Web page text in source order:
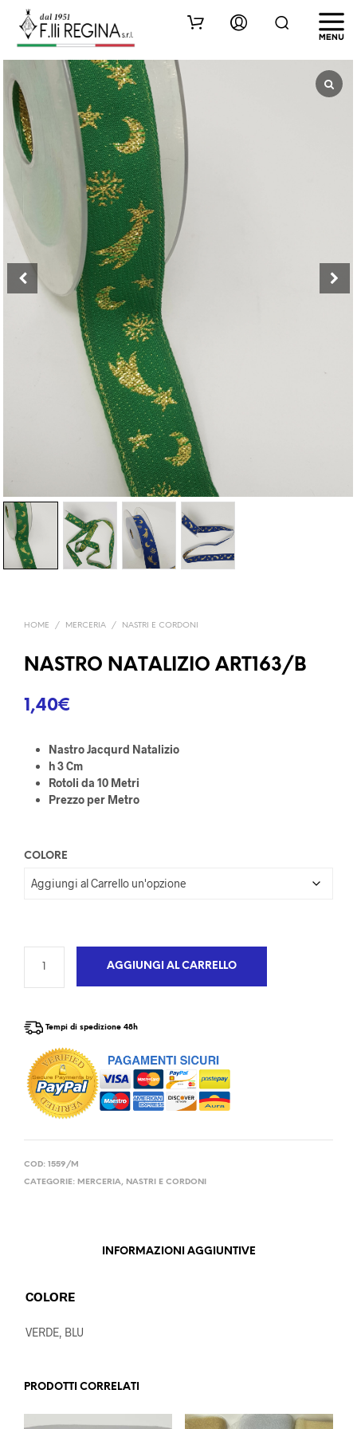
HOME / MERCERIA / NASTRI E CORDONI
NASTRO NATALIZIO ART163/B
1,40€
Nastro Jacqurd Natalizio
h 3 Cm
Rotoli da 10 Metri
Prezzo per Metro
COLORE
AGGIUNGI AL CARRELLO
Tempi di spedizione 48h
COD: 1559/M
CATEGORIE: MERCERIA, NASTRI E CORDONI
INFORMAZIONI AGGIUNTIVE
COLORE
VERDE, BLU
PRODOTTI CORRELATI